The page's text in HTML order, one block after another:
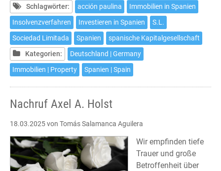
Immobilie
von
einer
spanischen
Kapitalgesellschaft
Schlagwörter: acción paulina
Immobilien in Spanien
Insolvenzverfahren
Investieren in Spanien
S.L.
Sociedad Limitada
Spanien
spanische Kapitalgesellschaft
Kategorien:
Deutschland | Germany
Immobilien | Property
Spanien | Spain
Nachruf Axel A. Holst
18.03.2025von Tomás Salamanca Aguilera
Wir empfinden tiefe
Trauer und große
Betroffenheit über